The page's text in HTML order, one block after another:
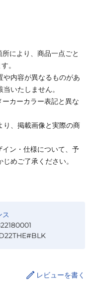
により、商品一点ごと
。
や内容が異なるものがあ
いたしません。
カーカラー表記と異な
、掲載画像と実際の商
ン・仕様について、予
めご了承ください。
ス
レビューを書く